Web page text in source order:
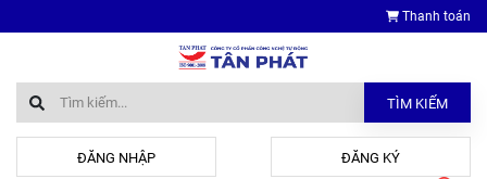
Thanh toán
TÌM KIẾM
ĐĂNG NHẬP ĐĂNG KÝ